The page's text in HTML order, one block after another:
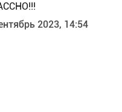
2023, 14:54